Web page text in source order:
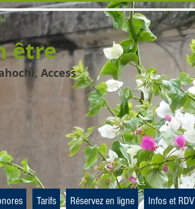
être
Access
Tarifs Réservez en ligne Infos et RDV